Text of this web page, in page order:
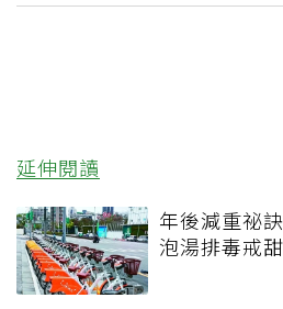
延伸閱讀
年後減重祕
泡湯排毒戒